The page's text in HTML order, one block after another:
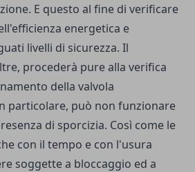
E questo al fine di verificare
energetica e
livelli di sicurezza. Il
procederà pure alla verifica
della valvola
particolare, può non funzionare
di sporcizia. Così come le
con il tempo e con l'usura
soggette a bloccaggio ed a